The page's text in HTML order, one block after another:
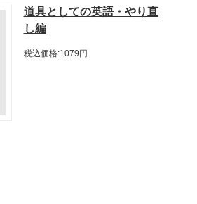
道具としての英語・やり直
し編
税込価格:1079円